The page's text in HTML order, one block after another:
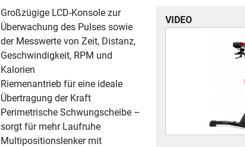
VIDEO
Großzügige LCD-Konsole zur
Überwachung des Pulses sowie
der Messwerte von Zeit, Distanz,
Geschwindigkeit, RPM und
Kalorien
Riemenantrieb für eine ideale
Übertragung der Kraft
Perimetrische Schwungscheibe –
sorgt für mehr Laufruhe
Multipositionslenker mit